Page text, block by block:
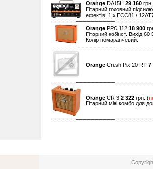
Orange DA15H 29 160
Гітарний головний
ефектів: 1 x ECC81 /
Orange PPC 112 18 900
Гітарний кабінет. Вихід
Колір помаранчевий.
Orange Crush Pix 20 RT 7
Orange CR-3 2 322 грн. (
Гітарний міні комбо для